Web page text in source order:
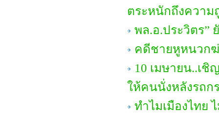
ตระหนักถึงความ
พล.อ.ประวิตร”
คดีชายหูหนวก
10 เมษายน..เ
ให้คนนั่งหลังรถก
ทำไมเมืองไทย